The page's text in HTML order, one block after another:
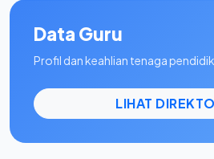
Data Guru
Profil dan keahlian tenaga
LIHAT